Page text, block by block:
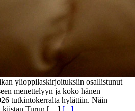
ylioppilaskirjoituksiin osallistunut
menettelyyn ja koko hänen
tutkintokerralta hylättiin. Näin